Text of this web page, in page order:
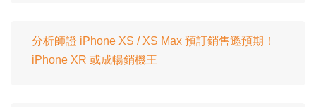
分析師證 iPhone XS / XS Max 預訂銷售遜預期！
iPhone XR 或成暢銷機王